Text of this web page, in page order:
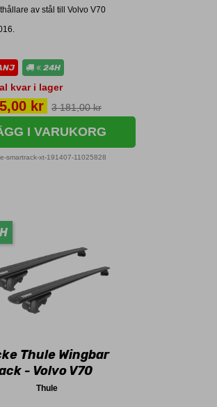
av stål till Volvo V70
24H
kvar i lager
kr 3 181,00 kr
I VARUKORG
smartrack-xt-191407-11025828
Thule Wingbar
- Volvo V70
Thule